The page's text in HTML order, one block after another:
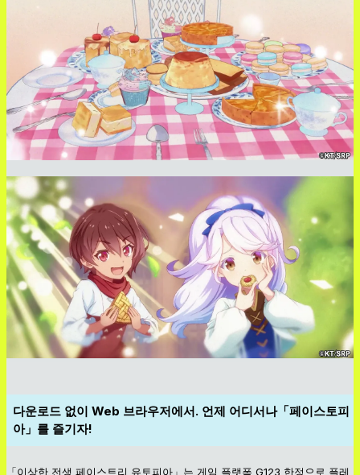
다운로드 없이 Web 브라우저에서. 언제 어디서나「페이스토피
아」를 즐기자!
「이상한 전생 페이스트리 유토피아」는 게임 플랫폼 G123 한정으로 플레